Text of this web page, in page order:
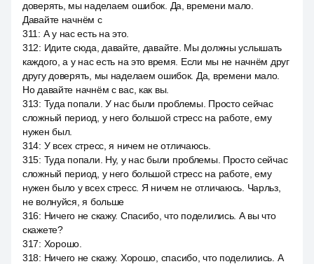
доверять, мы наделаем ошибок. Да, времени мало.
Давайте начнём с
311 : А у нас есть на это.
312: Идите сюда, давайте, давайте. Мы должны услышать
каждого, а у нас есть на это время. Если мы не начнём друг
другу доверять, мы наделаем ошибок. Да, времени мало.
Но давайте начнём с вас, как вы.
313: Туда попали. У нас были проблемы. Просто сейчас
сложный период, у него большой стресс на работе, ему
нужен был.
314: У всех стресс, я ничем не отличаюсь.
315: Туда попали. Ну, у нас были проблемы. Просто сейчас
сложный период, у него большой стресс на работе, ему
нужен было у всех стресс. Я ничем не отличаюсь. Чарльз,
не волнуйся, я больше
316: Ничего не скажу. Спасибо, что поделились. А вы что
скажете?
317: Хорошо.
318: Ничего не скажу. Хорошо, спасибо, что поделились. А